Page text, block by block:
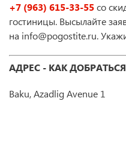
+7 (963) 615-33-55со
гостиницы. Высылайте
на info@pogostite.ru.
АДРЕС - КАК ДОБРАТЬСЯ
Baku, Azadlig Avenue 1